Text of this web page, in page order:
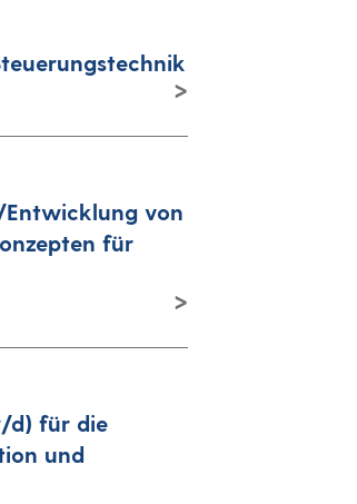
von
für
d) für die
und